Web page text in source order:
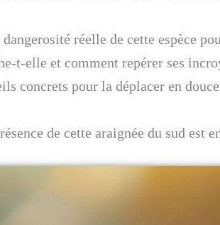
réelle de cette espèce
t-elle et comment repérer ses
concrets pour la déplacer en
de cette araignée du sud est